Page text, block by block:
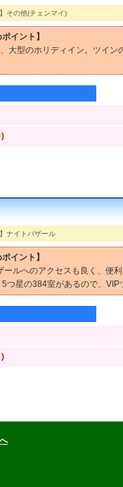
その他(チェンマイ)
イント】
大型のホリディイン。ツイン
)
ナイトバザール
イント】
ールへのアクセスも良く、便
つ星の384室があるので、
)